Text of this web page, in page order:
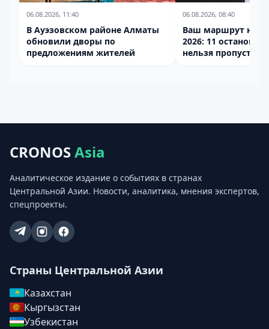
06.08.2026, 11:40
В Ауэзовском районе Алматы
обновили дворы по
предложениям жителей
06.08.2026, 08:40
Ваш маршрут на
2026: 11
нельзя пропустить
CRONOSAsia
Аналитическое издание о событиях в странах
Центральной Азии. Новости, аналитика, мнения экспертов,
спецпроекты.
Страны Центральной Азии
Казахстан
Кыргызстан
Узбекистан